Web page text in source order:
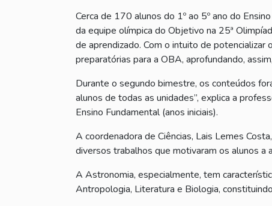
Cerca de 170 alunos do 1º ao 5º ano do
da equipe olímpica do Objetivo na 25ª
de aprendizado. Com o intuito de
preparatórias para a OBA, aprofundando,
Durante o segundo bimestre, os conteúdos
alunos de todas as unidades”, explica a
Ensino Fundamental (anos iniciais).
A coordenadora de Ciências, Lais Lemes
diversos trabalhos que motivaram os alunos a
A Astronomia, especialmente, tem
Antropologia, Literatura e Biologia,